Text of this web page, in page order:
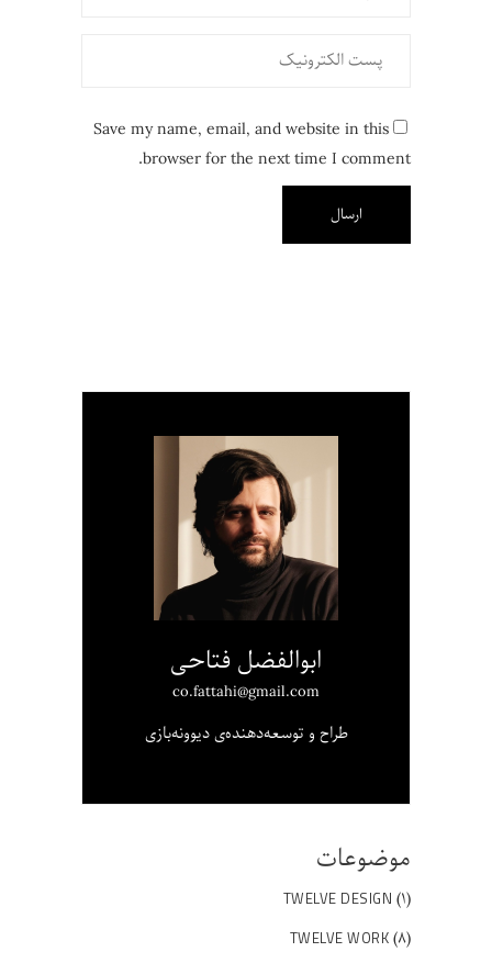
Save my name, email, and website in this
browser for the next time I comment.
ابوالفضل فتاحی
co.fattahi@gmail.com
طراح و توسعه‌دهنده‌ی دیوونه‌بازی
موضوعات
TWELVE DESIGN (۱)
TWELVE WORK (۸)